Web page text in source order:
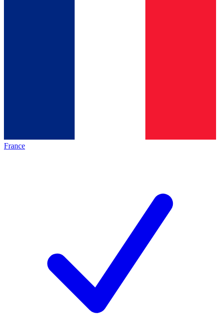
France